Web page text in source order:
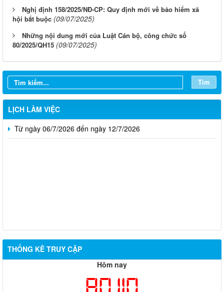
Nghị định 158/2025/NĐ-CP: Quy định mới về bảo hiểm xã
hội bắt buộc (09/07/2025)
Những nội dung mới của Luật Cán bộ, công chức số
80/2025/QH15 (09/07/2025)
Tìm
LỊCH LÀM VIỆC
Từ ngày 03/8/2026 đến ngày 09/8/2026
Từ ngày 27/7/2026 đến ngày 02/8/2026
Từ ngày 20/7/2026 đến ngày 26/7/2026
Từ ngày 13/7/2026 đến ngày 18/7/2026
Từ ngày 06/7/2026 đến ngày 12/7/2026
THỐNG KÊ TRUY CẬP
Hôm nay
Thông báo về việc tuyển dụng viên chức năm 2026
Thông báo tuyển chọn tổ chức và cá nhân chủ trì thực hiện
nhiệm vụ khoa học và công nghệ cấp thành phố sử dụng ngân
sách nhà nước đặt hàng thực hiện năm 2026 (đợt 1) lần 3